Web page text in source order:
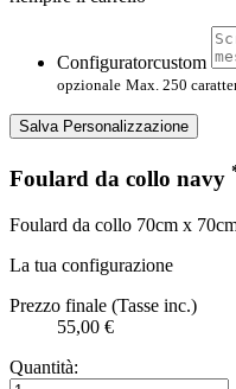
Configuratorcustom
opzionale Max. 250
Salva Personalizzazione
Foulard da collo navy
Foulard da collo 70cm x
La tua configurazione
Prezzo finale (Tasse inc.)
55,00 €
Quantità: